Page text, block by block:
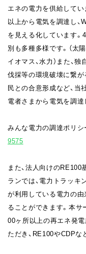
エネの電力を供給して
以上から電気を調達し
を見える化しています。
別も多種多様です。（太
イオマス、水力）また、
伐採等の環境破壊に繋が
民との合意形成など、
電者さまから電気を調達
みんな電力の調達ポリシ
9575
また、法人向けの
ランでは、電力トラッキ
が利用している電力の由
ることができます。本サ
00ヶ所以上の再エネ発
ただき、RE100やCDPな